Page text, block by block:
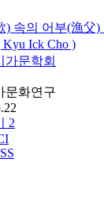
) 속의 어부(漁父)
Ick Cho )
가문학회
문화연구
2